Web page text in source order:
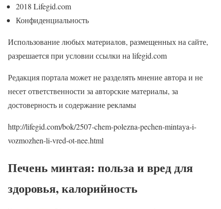
2018 Lifegid.com
Конфиденциальность
Использование любых материалов, размещенных на сайте,
разрешается при условии ссылки на lifegid.com
Редакция портала может не разделять мнение автора и не
несет ответственности за авторские материалы, за
достоверность и содержание рекламы
http://lifegid.com/bok/2507-chem-polezna-pechen-mintaya-i-
vozmozhen-li-vred-ot-nee.html
Печень минтая: польза и вред для
здоровья, калорийность